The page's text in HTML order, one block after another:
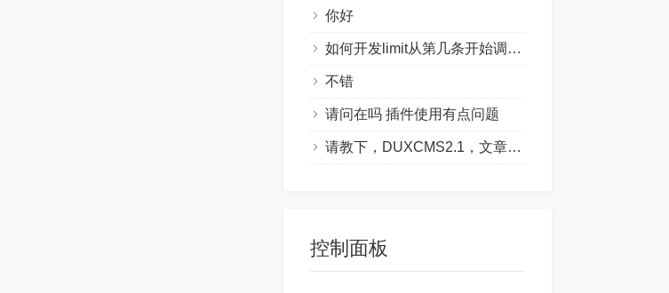
你好
如何开发limit从第几条开始调取几条
不错
请问在吗 插件使用有点问题
请教下，DUXCMS2.1，文章的自定义排序怎么写？在扩展信息里有个顺序，但不知道怎么去根据这个输出，说开启自定义排序有效...不知道在哪...order排序也只有time｜class_id ｜views 三个。
控制面板